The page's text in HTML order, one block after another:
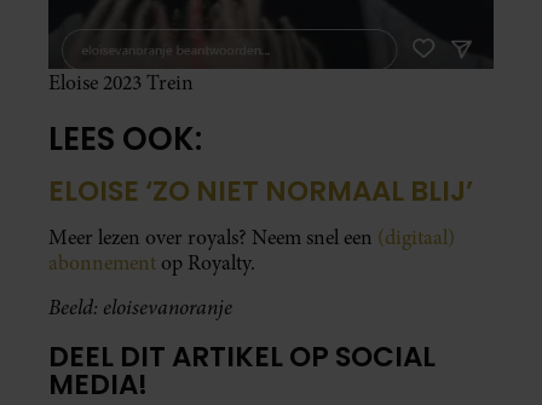
Eloise 2023 Trein
LEES OOK:
ELOISE ‘ZO NIET NORMAAL BLIJ’
Meer lezen over royals? Neem snel een (digitaal)
abonnement op Royalty.
Beeld: eloisevanoranje
DEEL DIT ARTIKEL OP SOCIAL
MEDIA!